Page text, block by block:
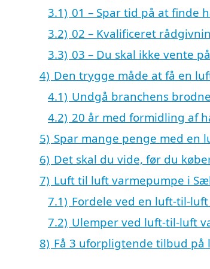
3.1) 01 – Spar tid på at finde
3.2) 02 – Kvalificeret
3.3) 03 – Du skal ikke vente
4) Den trygge måde at få en
4.1) Undgå branchens
4.2) 20 år med formidling af
5) Spar mange penge med en
6) Det skal du vide, før du
7) Luft til luft varmepumpe i
7.1) Fordele ved en luft-til-
7.2) Ulemper ved luft-til-luft
8) Få 3 uforpligtende tilbud